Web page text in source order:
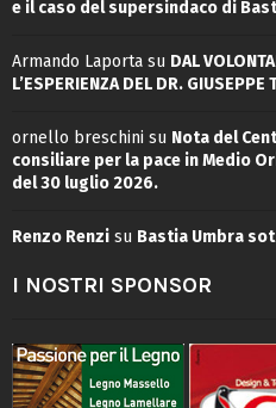
e il caso del supersindaco di
Armando Laporta su DAL
L’ESPERIENZA DEL DR. GIUSEPPE
ornello breschini su Nota del
consiliare per la pace in Medio
del 30 luglio 2026.
Renzo Renzi su Bastia Umbra
I NOSTRI SPONSOR